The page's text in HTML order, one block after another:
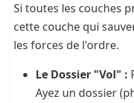
Si toutes les couches
cette couche qui
les forces de l'ordre.
Le Dossier "Vol" :
Ayez un dossier